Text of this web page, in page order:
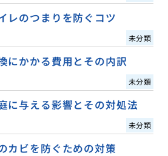
レのつまりを防ぐコツ
未分類
にかかる費用とその内訳
未分類
に与える影響とその対処法
未分類
カビを防ぐための対策